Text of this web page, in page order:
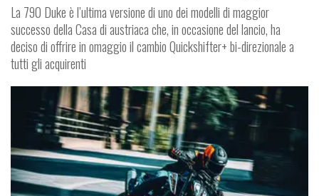
La 790 Duke è l’ultima versione di uno dei modelli di maggior
successo della Casa di austriaca che, in occasione del lancio, ha
deciso di offrire in omaggio il cambio Quickshifter+ bi-direzionale a
tutti gli acquirenti